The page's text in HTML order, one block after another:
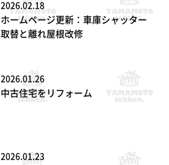
2026.02.18
ホームページ更新：車庫シャッター
取替と離れ屋根改修
2026.01.26
中古住宅をリフォーム
2026.01.23